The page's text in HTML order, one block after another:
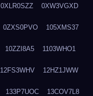
0XLR0SZZ 0XW3VGXD
0ZXS0PVO 105XMS37
10ZZI8A5 1103WHO1
12FS3WHV 12HZ1JWW
133P7UOC 13COV7L8